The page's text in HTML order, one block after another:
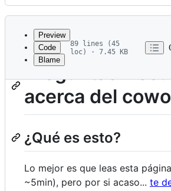
Latest
commit
metadata
and
controls
Preview
Code
Blame
89 lines (45
loc) · 7.45 KB
Preguntas
acerca del
¿Qué es esto?
Lo mejor es que leas esta
~5min), pero por si acaso... te